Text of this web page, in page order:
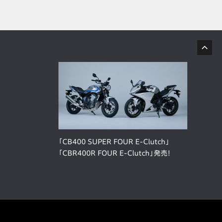
「CB400 SUPER FOUR E-Clutch」
「CBR400R FOUR E-Clutch」発売！